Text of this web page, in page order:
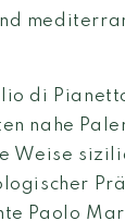
di
nahe
Weise
Paolo